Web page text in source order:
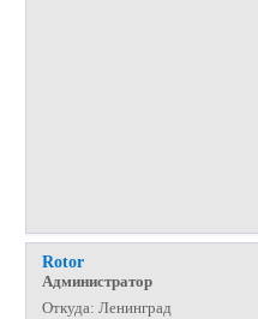
Rotor
Администратор
Откуда: Ленинград